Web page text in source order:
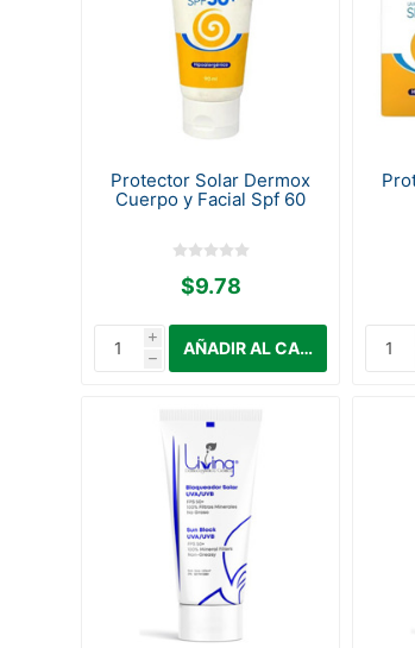
Protector Solar Dermox
Cuerpo y Facial Spf 60
$9.78
i
h